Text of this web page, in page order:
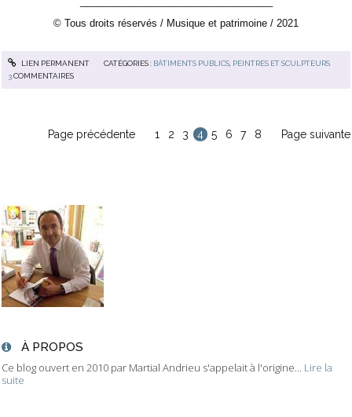
À PROPOS
Ce blog ouvert en 2010 par Martial Andrieu s'appelait à l'origine... Lire la
suite
© Tous droits réservés / Musique et patrimoine / 2021
LIEN PERMANENT CATÉGORIES : BÂTIMENTS PUBLICS, PEINTRES ET SCULPTEURS
3COMMENTAIRES
Page précédente 1 2 3 4 5 6 7 8 Page suivante